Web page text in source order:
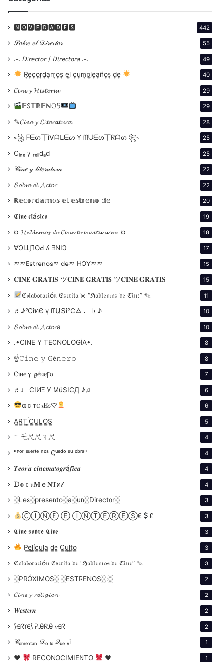
Mel Brooks se definió siempre como un cineasta del
humor. Su arma principal fue la parodia, una
herramienta que utilizó para crear mundos críticos y
burlescos en los que desnudaba las contradicciones
cine. Su enfoque era irreverente, pero nunca vacío:
detrás de cada gag, había una intención clara de
desmitificar y cuestionar.
Uno de los aspectos más fascinantes de Brooks es su
capacidad para tratar temas serios con humor. Por
ejemplo, es considerado el mayor experto judío en
bromas sobre Hitler. Películas como
( The Producers
misticismo al convertirlo en un personaje ridículo,
algo que, según el propio director, era una forma de
venganza cultural.
hollywoodense. No existen muchos estudios
académicos que analicen en profundidad su técnica,
algo que contrasta con la enorme influencia que ha
tenido en generaciones de cineastas y comediantes.
Filmografía como director: Un
recorrido por los géneros
películas como director, cada una de ellas una
exploración única de un género cinematográfico:
🅽🅾🆅🅴🅳🅰🅳🅴🆂 442
𝒮𝑜𝒷𝓇𝑒 𝑒𝓁 𝒟𝒾𝓇𝑒𝒸𝓉𝑜𝓇 55
෴ 𝘋𝘪𝘳𝘦𝘤𝘵𝘰𝘳 / 𝘋𝘪𝘳𝘦𝘤𝘵𝘰𝘳𝘢 ෴ 49
R͙e͙c͙o͙r͙d͙a͙m͙o͙s͙ e͙l͙ c͙u͙m͙p͙l͙e͙a͙ño͙s͙ d͙e͙ 40
𝓒𝓲𝓷𝓮 𝔂 𝓗𝓲𝓼𝓽𝓸𝓻𝓲𝓪 29
𝔼S𝕋ℝ𝔼ℕ𝕆𝕊 29
✎𝓒𝓲𝓷𝓮 𝔂 𝓛𝓲𝓽𝓮𝓻𝓪𝓽𝓾𝓻𝓪 28
꧁ ᖴᗴᔕ丅Ꭵᐯᗩᒪᗴᔕ Ƴ ᗰᑌᗴᔕ丅ᖇᗩᔕ ꧂ 25
Cᵢₙₑ y ᵣₑₗᵢdₐd 25
𝒞𝒾𝓃𝑒 𝓎 𝓁𝒾𝓉𝑒𝓇𝒶𝓉𝓊𝓇𝒶 22
𝓢𝓸𝓫𝓻𝓮 𝓮𝓵 𝓐𝓬𝓽𝓸𝓻 22
ℝ𝕖𝕔𝕠𝕣𝕕𝕒𝕞𝕠𝕤 𝕖𝕝 𝕖𝕤𝕥𝕣𝕖𝕟𝕠 𝕕𝕖 20
𝕮𝖎𝖓𝖊 𝖈𝖑á𝖘𝖎𝖈𝖔 19
¤ 𝓗𝓪𝓫𝓵𝓮𝓶𝓸𝓼 𝓭𝓮 𝓒𝓲𝓷𝓮 𝓽𝓮 𝓲𝓷𝓿𝓲𝓽𝓪 𝓪 𝓿𝓮𝓻 ¤ 18
∀ϽIꓕI̗⅂OԀ ʎ ƎNIϽ 17
≋≋Estrenos≋ de≋ HOY≋≋ 15
𝐂𝐈𝐍𝐄 𝐆𝐑𝐀𝐓𝐈𝐒 ツ𝐂𝐈𝐍𝐄 𝐆𝐑𝐀𝐓𝐈𝐒 ツ𝐂𝐈𝐍𝐄 𝐆𝐑𝐀𝐓𝐈𝐒 15
ℭ𝔬𝔩𝔞𝔟𝔬𝔯𝔞𝔠𝔦ó𝔫 𝔈𝔰𝔠𝔯𝔦𝔱𝔞 𝔡𝔢 “ℌ𝔞𝔟𝔩𝔢𝔪𝔬𝔰 𝔡𝔢 ℭ𝔦𝔫𝔢” ✎ 11
♬♪℃іทЄ ү ᗰԱՏі℃ᗋ ♩ ♭ ♪ 10
𝓢𝓸𝓫𝓻𝓮 𝓮𝓵 𝓐𝓬𝓽𝓸𝓻a 10
.•CINE Y TECNOLOGÍA•. 8
☝𝙲𝚒𝚗𝚎 𝚢 𝙶é𝚗𝚎𝚛𝚘 8
Ⲥⲓⲛⲉ ⲩ 𝓰ⲉ́ⲛⲉꞅⲟ 7
♬♩ CIИΞ У MúSICД ♪♫ 6
αｃт𝕠𝓇𝐄𝔰♡ 6
A̳R̳T̳Í̳C̳U̳L̳O̳S̳ 5
ㄒ乇尺尺ㄖ尺 4
"ᴾᵒʳ ˢᵘᵉʳᵗᵉ ⁿᵒˢ Qᵘᵉᵈᵒ ˢᵘ ᵒᵇʳᵃ" 4
𝑻𝒆𝒐𝒓í𝒂 𝒄𝒊𝒏𝒆𝒎𝒂𝒕𝒐𝒈𝒓á𝒇𝒊𝒄𝒂 4
ᗪ๏ｃ𝔲𝐌ｅ𝐍𝐓ค𝓁 4
░Les░presento░a░un░Director░ 3
ⒸⒾⓃⒺ Ⓔ ⒾⓃⓉⒺⓇⒺⓈ€ £ 3
𝕮𝖎𝖓𝖊 𝖘𝖔𝖇𝖗𝖊 𝕮𝖎𝖓𝖊 3
P̳e̳l̳í̳c̳u̳l̳a̳ d̳e̳ C̳u̳l̳t̳o̳ 3
ℭ𝔬𝔩𝔞𝔟𝔬𝔯𝔞𝔠𝔦ó𝔫 𝔈𝔰𝔠𝔯𝔦𝔱𝔞 𝔡𝔢 “ℌ𝔞𝔟𝔩𝔢𝔪𝔬𝔰 𝔡𝔢 ℭ𝔦𝔫𝔢” ✎ 3
░PRÓXIMOS░ ░ESTRENOS░:░ 2
𝓒𝓲𝓷𝓮 𝔂 𝓻𝓮𝓵𝓲𝓰𝓲𝓸𝓷 2
𝑾𝒆𝒔𝒕𝒆𝒓𝒏 2
⟆∈ᖇ⫯∈⟆ ᕈᎯᖇᎯ 𝓿∈ᖇ 2
𝒞ₒₘₑₙₜₐₙ 𝒟ₒ ₗₒ 𝒬ᵤₑ ᵥi 1
♥ RECONOCIMIENTO ♥ 1